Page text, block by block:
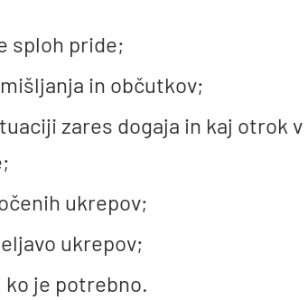
sploh pride;
in občutkov;
zares dogaja in kaj otrok v
ukrepov;
ukrepov;
ko je potrebno.